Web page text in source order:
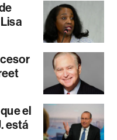
el
está